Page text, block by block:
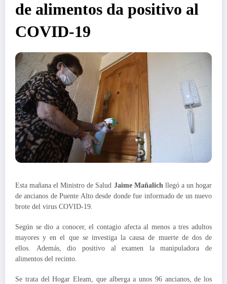
de alimentos da positivo al
COVID-19
Esta mañana el Ministro de Salud Jaime Mañalich llegó a un hogar
de ancianos de Puente Alto desde donde fue informado de un nuevo
brote del virus COVID-19.
Según se dio a conocer, el contagio afecta al menos a tres adultos
mayores y en el que se investiga la causa de muerte de dos de
ellos. Además, dio positivo al examen la manipuladora de
alimentos del recinto.
Se trata del Hogar Eleam, que alberga a unos 96 ancianos, de los